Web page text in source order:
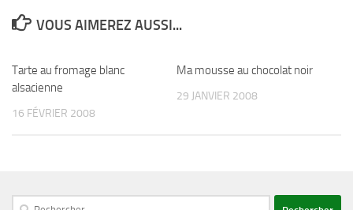
VOUS AIMEREZ AUSSI...
Tarte au fromage blanc
alsacienne
16 FÉVRIER 2008
Ma mousse au chocolat noir
29 JANVIER 2008
Rechercher :